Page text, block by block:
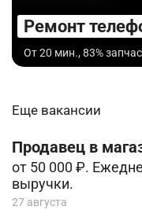
Ремонт
От 20 мин., 83%
Еще вакансии
Продавец в
от 50 000 ₽.
выручки.
27 августа